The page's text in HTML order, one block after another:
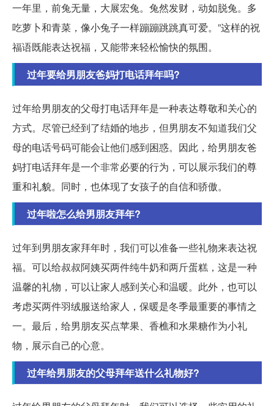
一年里，前兔无量，大展宏兔。兔然发财，动如脱兔。多
吃萝卜和青菜，像小兔子一样蹦蹦跳跳真可爱。”这样的祝
福语既能表达祝福，又能带来轻松愉快的氛围。
过年要给男朋友爸妈打电话拜年吗?
过年给男朋友的父母打电话拜年是一种表达尊敬和关心的
方式。尽管已经到了结婚的地步，但男朋友不知道我们父
母的电话号码可能会让他们感到困惑。因此，给男朋友爸
妈打电话拜年是一个非常必要的行为，可以展示我们的尊
重和礼貌。同时，也体现了女孩子的自信和骄傲。
过年啦怎么给男朋友拜年?
过年到男朋友家拜年时，我们可以准备一些礼物来表达祝
福。可以给叔叔阿姨买两件纯牛奶和两斤蛋糕，这是一种
温馨的礼物，可以让家人感到关心和温暖。此外，也可以
考虑买两件羽绒服送给家人，保暖是冬季最重要的事情之
一。最后，给男朋友买点苹果、香樵和水果糖作为小礼
物，展示自己的心意。
过年给男朋友的父母拜年送什么礼物好?